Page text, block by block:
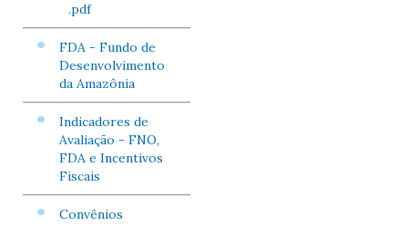
.pdf
FDA - Fundo de
Desenvolvimento
da Amazônia
Indicadores de
Avaliação - FNO,
FDA e Incentivos
Fiscais
Convênios